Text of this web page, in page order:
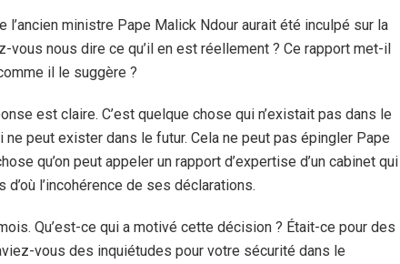
ministre Pape Malick Ndour aurait été inculpé sur la
vous nous dire ce qu’il en est réellement ? Ce rapport met-il
il le suggère ?
est claire. C’est quelque chose qui n’existait pas dans le
peut exister dans le futur. Cela ne peut pas épingler Pape
qu’on peut appeler un rapport d’expertise d’un cabinet qui
l’incohérence de ses déclarations.
Qu’est-ce qui a motivé cette décision ? Était-ce pour des
vous des inquiétudes pour votre sécurité dans le